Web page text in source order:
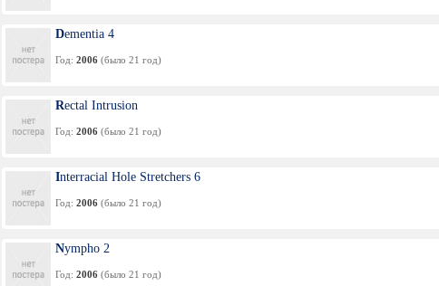
Dementia 4
Год: 2006 (было 21 год)
Rectal Intrusion
Год: 2006 (было 21 год)
Interracial Hole Stretchers 6
Год: 2006 (было 21 год)
Nympho 2
Год: 2006 (было 21 год)